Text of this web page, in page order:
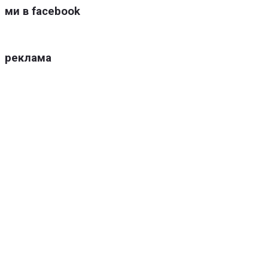
ми в facebook
реклама